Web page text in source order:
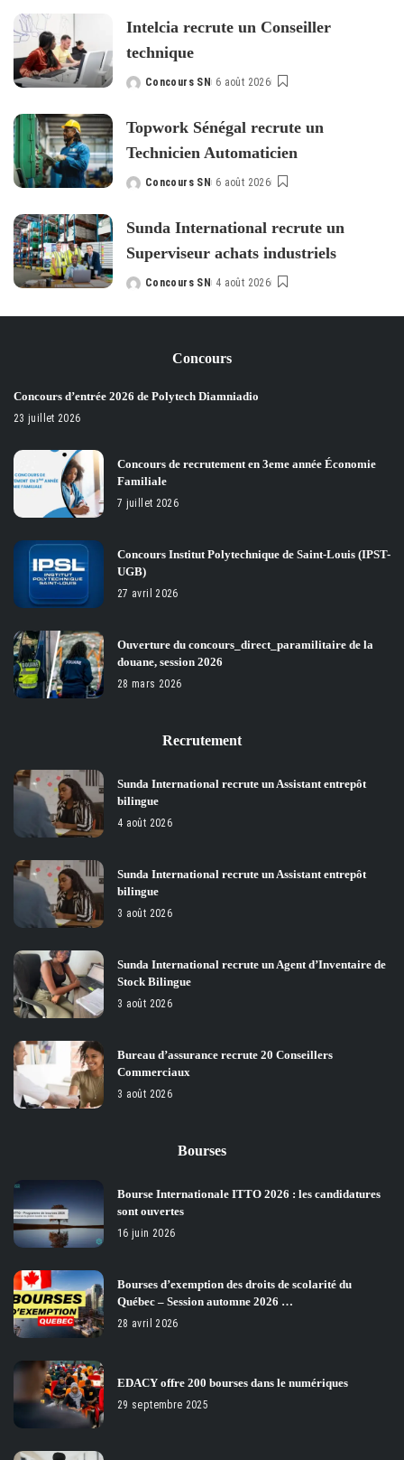
Intelcia recrute un Conseiller
technique
Posted
Concours SN 6 août 2026
Topwork Sénégal recrute un
Technicien Automaticien
Posted
Concours SN 6 août 2026
Sunda International recrute un
Superviseur achats industriels
Posted
Concours SN 4 août 2026
Concours
Concours d’entrée 2026 de Polytech Diamniadio
23 juillet 2026
Concours de recrutement en 3eme année Économie
Familiale
7 juillet 2026
Concours Institut Polytechnique de Saint-Louis (IPST-
UGB)
27 avril 2026
Ouverture du concours_direct_paramilitaire de la
douane, session 2026
28 mars 2026
Recrutement
Sunda International recrute un Assistant entrepôt
bilingue
4 août 2026
Sunda International recrute un Assistant entrepôt
bilingue
3 août 2026
Sunda International recrute un Agent d’Inventaire de
Stock Bilingue
3 août 2026
Bureau d’assurance recrute 20 Conseillers
Commerciaux
3 août 2026
Bourses
Bourse Internationale ITTO 2026 : les candidatures
sont ouvertes
16 juin 2026
Bourses d’exemption des droits de scolarité du
Québec – Session automne 2026 …
28 avril 2026
EDACY offre 200 bourses dans le numériques
29 septembre 2025